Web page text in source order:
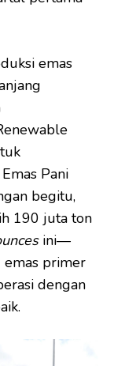
emas
Pani
begitu,
190 juta ton
ini—
emas primer
dengan